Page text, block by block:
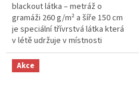
blackout látka – metráž o
gramáži 260 g/m² a šíře 150 cm
je speciální třívrstvá látka která
v létě udržuje v místnosti
příjemný chlad a vypadá
luxusně. Částečně také tlumí...
Akce